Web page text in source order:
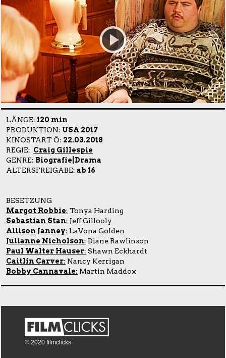
LÄNGE: 120 min
PRODUKTION: USA 2017
KINOSTART Ö: 22.03.2018
REGIE: Craig Gillespie
GENRE: Biografie|Drama
ALTERSFREIGABE: ab 16
BESETZUNG
Margot Robbie: Tonya Harding
Sebastian Stan: Jeff Gillooly
Allison Janney: LaVona Golden
Julianne Nicholson: Diane Rawlinson
Paul Walter Hauser: Shawn Eckhardt
Caitlin Carver: Nancy Kerrigan
Bobby Cannavale: Martin Maddox
© 2020 filmclicks